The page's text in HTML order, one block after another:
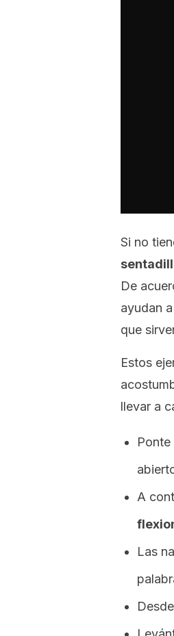
Si no
De
ayudan
que
Estos
llevar a
A
Las